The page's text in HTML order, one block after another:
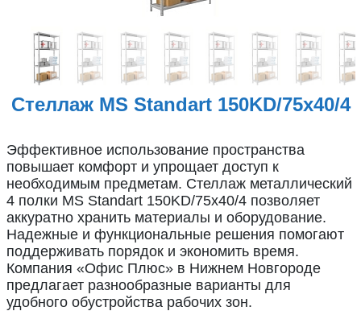
Сборка и монтаж
металлической мебели
Подъем на этаж
О компании
Гарантия и возврат товара
Инструкции по сборке
Стеллаж MS Standart 150KD/75x40/4
Эффективное использование пространства
повышает комфорт и упрощает доступ к
необходимым предметам. Стеллаж металлический
4 полки MS Standart 150KD/75x40/4 позволяет
аккуратно хранить материалы и оборудование.
Надежные и функциональные решения помогают
поддерживать порядок и экономить время.
Компания «Офис Плюс» в Нижнем Новгороде
предлагает разнообразные варианты для
удобного обустройства рабочих зон.